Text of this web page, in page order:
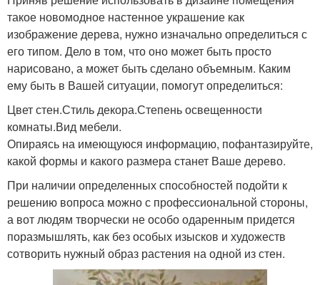
такое новомодное настенное украшение как
изображение дерева, нужно изначально определиться с
его типом. Дело в том, что оно может быть просто
нарисовано, а может быть сделано объемным. Каким
ему быть в Вашей ситуации, помогут определиться:
Цвет стен.Стиль декора.Степень освещенности
комнаты.Вид мебели.
Опираясь на имеющуюся информацию, пофантазируйте,
какой формы и какого размера станет Ваше дерево.
При наличии определенных способностей подойти к
решению вопроса можно с профессиональной стороны,
а вот людям творчески не особо одаренным придется
поразмышлять, как без особых изысков и художеств
сотворить нужный образ растения на одной из стен.